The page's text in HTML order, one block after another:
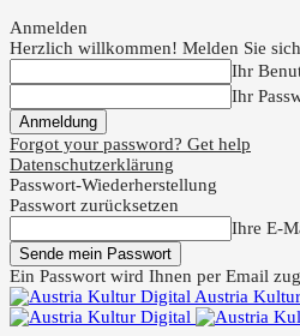
Anmelden
Herzlich willkommen! Melden Sie
Ihr
Ihr
Forgot your password? Get help
Datenschutzerklärung
Passwort-Wiederherstellung
Passwort zurücksetzen
Ihre E-
Ein Passwort wird Ihnen per Email
Austria